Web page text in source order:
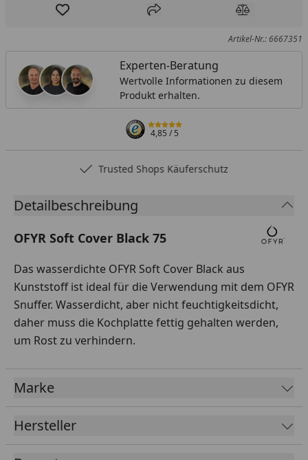
Produkt zur Wunschliste hinzufügen
Teilen Produkt
Artikel-Nr.: 6667351
Experten-Beratung
Wertvolle Informationen zu diesem
Produkt erhalten.
4,85/ 5
Trusted Shops Käuferschutz
Detailbeschreibung
OFYR Soft Cover Black 75
Das wasserdichte OFYR Soft Cover Black aus
Kunststoff ist ideal für die Verwendung mit dem OFYR
Snuffer. Wasserdicht, aber nicht feuchtigkeitsdicht,
daher muss die Kochplatte fettig gehalten werden,
um Rost zu verhindern.
Marke
Hersteller